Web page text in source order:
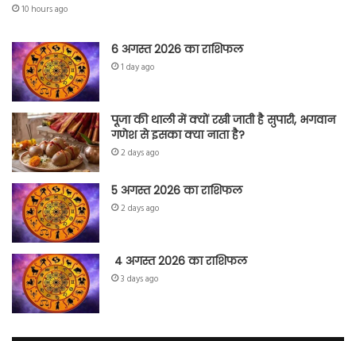
10 hours ago
6 अगस्त 2026 का राशिफल
1 day ago
पूजा की थाली में क्यों रखी जाती है सुपारी, भगवान
गणेश से इसका क्या नाता है?
2 days ago
5 अगस्त 2026 का राशिफल
2 days ago
4 अगस्त 2026 का राशिफल
3 days ago